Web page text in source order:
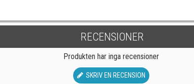
RECENSIONER
Produkten har inga recensioner
SKRIV EN RECENSION